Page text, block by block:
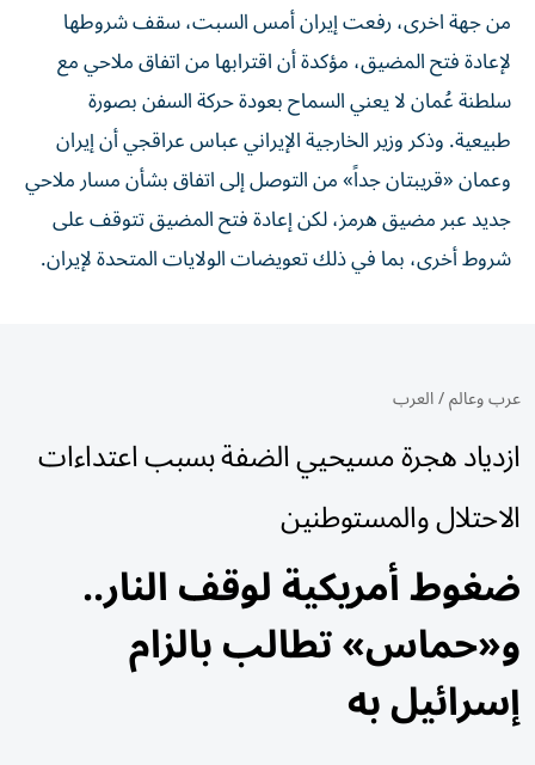
من جهة اخرى، رفعت إيران أمس السبت، سقف شروطها
لإعادة فتح المضيق، مؤكدة أن اقترابها من اتفاق ملاحي مع
سلطنة عُمان لا يعني السماح بعودة حركة السفن بصورة
طبيعية. وذكر وزير الخارجية الإيراني عباس عراقجي أن إيران
وعمان «قريبتان جداً» من ‌التوصل إلى اتفاق بشأن مسار ملاحي
جديد عبر مضيق هرمز، لكن إعادة فتح المضيق تتوقف على
شروط أخرى، بما في ذلك تعويضات الولايات المتحدة لإيران.
عرب وعالم/العرب
ازدياد هجرة مسيحيي الضفة بسبب اعتداءات
الاحتلال والمستوطنين
ضغوط أمريكية لوقف النار..
و«حماس» تطالب بالزام
إسرائيل به